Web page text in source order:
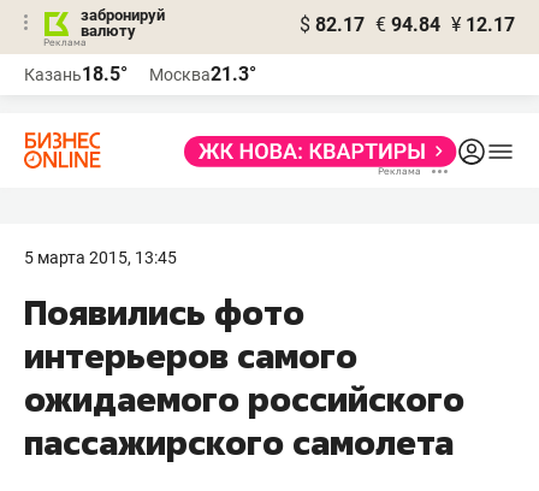
забронируй
валюту
$ 82.17 € 94.84 ¥ 12.17
Казань18.5° Москва21.3°
5 марта 2015, 13:45
Появились фото
интерьеров самого
ожидаемого российского
пассажирского самолета